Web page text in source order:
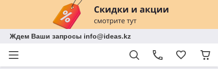
Ждем Ваши запросы info@ideas.kz